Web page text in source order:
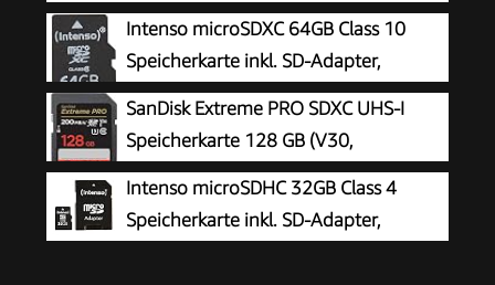
Übertragung, U3, 4K UHD Videos,
SanDisk QuickFlow-Technologie, wasserdicht,
stoßfest, temperaturbeständig)
Intenso microSDXC 64GB Class 10
Speicherkarte inkl. SD-Adapter,
schwarz
SanDisk Extreme PRO SDXC UHS-I
Speicherkarte 128 GB (V30,
Übertragungsgeschwindigkeit 200
MB/s, U3, 4K UHD Videos, SanDisk QuickFlow-
Technologie, temperaturbeständig)
Intenso microSDHC 32GB Class 4
Speicherkarte inkl. SD-Adapter,